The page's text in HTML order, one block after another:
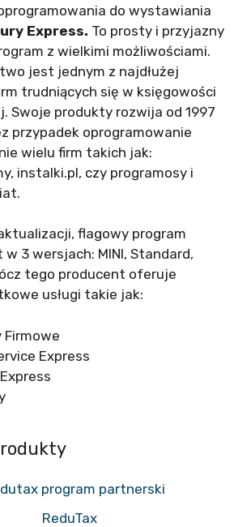
do wystawiania
Express. To prosty i przyjazny
z wielkimi możliwościami.
jest jednym z najdłużej
trudniących się w księgowości
Swoje produkty rozwija od 1997
przypadek oprogramowanie
wielu firm takich jak:
instalki.pl, czy programosy i
flagowy program
3 wersjach: MINI, Standard,
tego producent oferuje
usługi takie jak:
Firmowe
Express
ReduTax